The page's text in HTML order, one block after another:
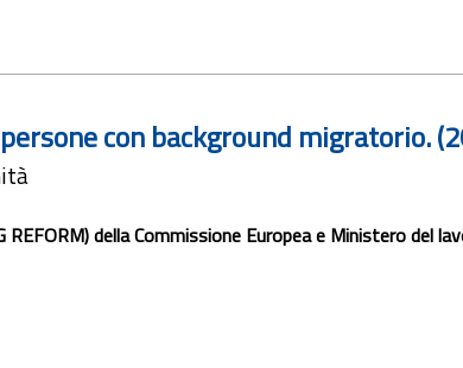
con background migratorio.
della Commissione Europea e Ministero del